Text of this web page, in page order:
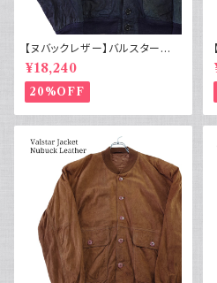
【ヌバックレザー】バルスター型
ブルゾンジャケット ユーロ古着
ヴィンテージ 紺
¥18,240
20%OFF